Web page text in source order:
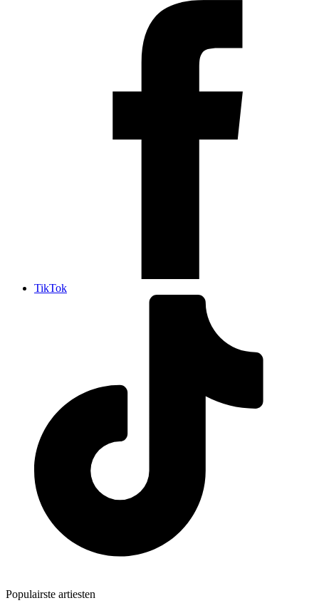
TikTok
Populairste artiesten